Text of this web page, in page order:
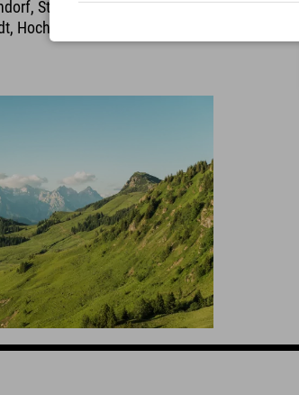
St. Johann, Fieberbrunn,
Hochfilzen